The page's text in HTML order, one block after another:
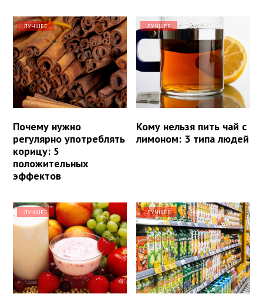
ЛУЧШЕЕ
Почему нужно
регулярно употреблять
корицу: 5
положительных
эффектов
ЛУЧШЕЕ
Кому нельзя пить чай с
лимоном: 3 типа людей
ЛУЧШЕЕ ЛУЧШЕЕ